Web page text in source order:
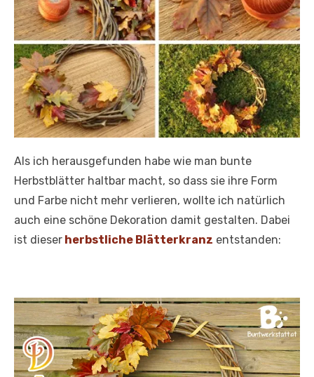
Als ich herausgefunden habe wie man bunte
Herbstblätter haltbar macht, so dass sie ihre Form
und Farbe nicht mehr verlieren, wollte ich natürlich
auch eine schöne Dekoration damit gestalten. Dabei
ist dieser herbstliche Blätterkranz entstanden: